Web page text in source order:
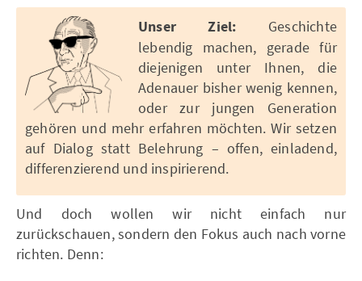
Unser Ziel: Geschichte
lebendig machen, gerade für
diejenigen unter Ihnen, die
Adenauer bisher wenig kennen,
oder zur jungen Generation
gehören und mehr erfahren möchten. Wir setzen
auf Dialog statt Belehrung – offen, einladend,
differenzierend und inspirierend.
Und doch wollen wir nicht einfach nur
zurückschauen, sondern den Fokus auch nach vorne
richten. Denn: